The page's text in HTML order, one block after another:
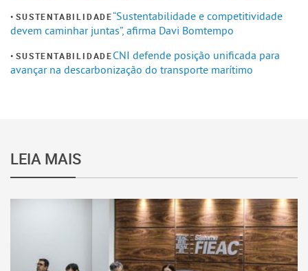
SUSTENTABILIDADE“Sustentabilidade e competitividade
devem caminhar juntas”, afirma Davi Bomtempo
SUSTENTABILIDADECNI defende posição unificada para
avançar na descarbonização do transporte marítimo
LEIA MAIS